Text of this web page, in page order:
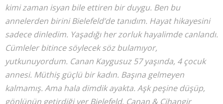
kimi zaman isyan bile ettiren bir duygu. Ben bu
annelerden birini Bielefeld’de tanıdım. Hayat hikayesini
sadece dinledim. Yaşadığı her zorluk hayalimde canlandı.
Cümleler bitince söylecek söz bulamıyor,
yutkunuyordum. Canan Kaygusuz 57 yaşında, 4 çocuk
annesi. Müthiş güçlü bir kadın. Başına gelmeyen
kalmamış. Ama hala dimdik ayakta. Aşk peşine düşüp,
gönlünün getirdiği yer Bielefeld. Canan & Cihangir